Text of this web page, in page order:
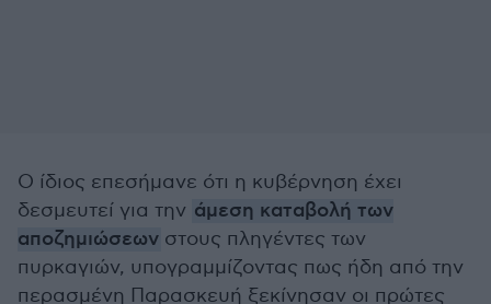
Ο ίδιος επεσήμανε ότι η κυβέρνηση έχει
δεσμευτεί για την άμεση καταβολή των
αποζημιώσεων στους πληγέντες των
πυρκαγιών, υπογραμμίζοντας πως ήδη από την
περασμένη Παρασκευή ξεκίνησαν οι πρώτες